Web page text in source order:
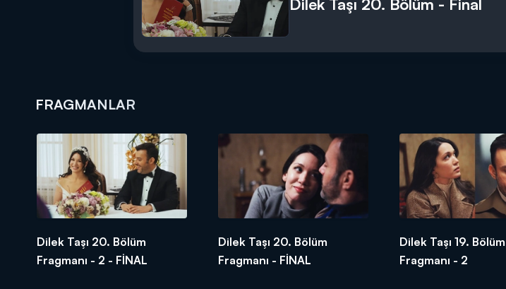
FRAGMANLAR
Dilek Taşı 20. Bölüm
Fragmanı - 2 - FİNAL
Dilek Taşı 20. Bölüm
Fragmanı - FİNAL
Dilek Taşı 19. Bölüm
Fragmanı - 2